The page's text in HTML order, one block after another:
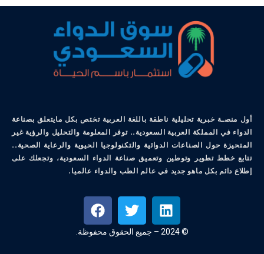
أول منصـة خبرية تحليلية ناطقة باللغة العربية تختص بكل مايتعلق بصناعة
الدواء في المملكة العربية السعودية.. توفر المعلومة والتحليل والرؤية غير
المتحيزة حول الصناعات الدوائية والتكنولوجيا الحيوية والرعاية الصحية..
تتابع خطط تطوير وتوطين وتعميق صناعة الدواء السعودية، وتجعلك على
إطلاع دائم بكل ماهو جديد في عالم الطب والدواء عالميا.
© 2024 – جميع الحقوق محفوظة.